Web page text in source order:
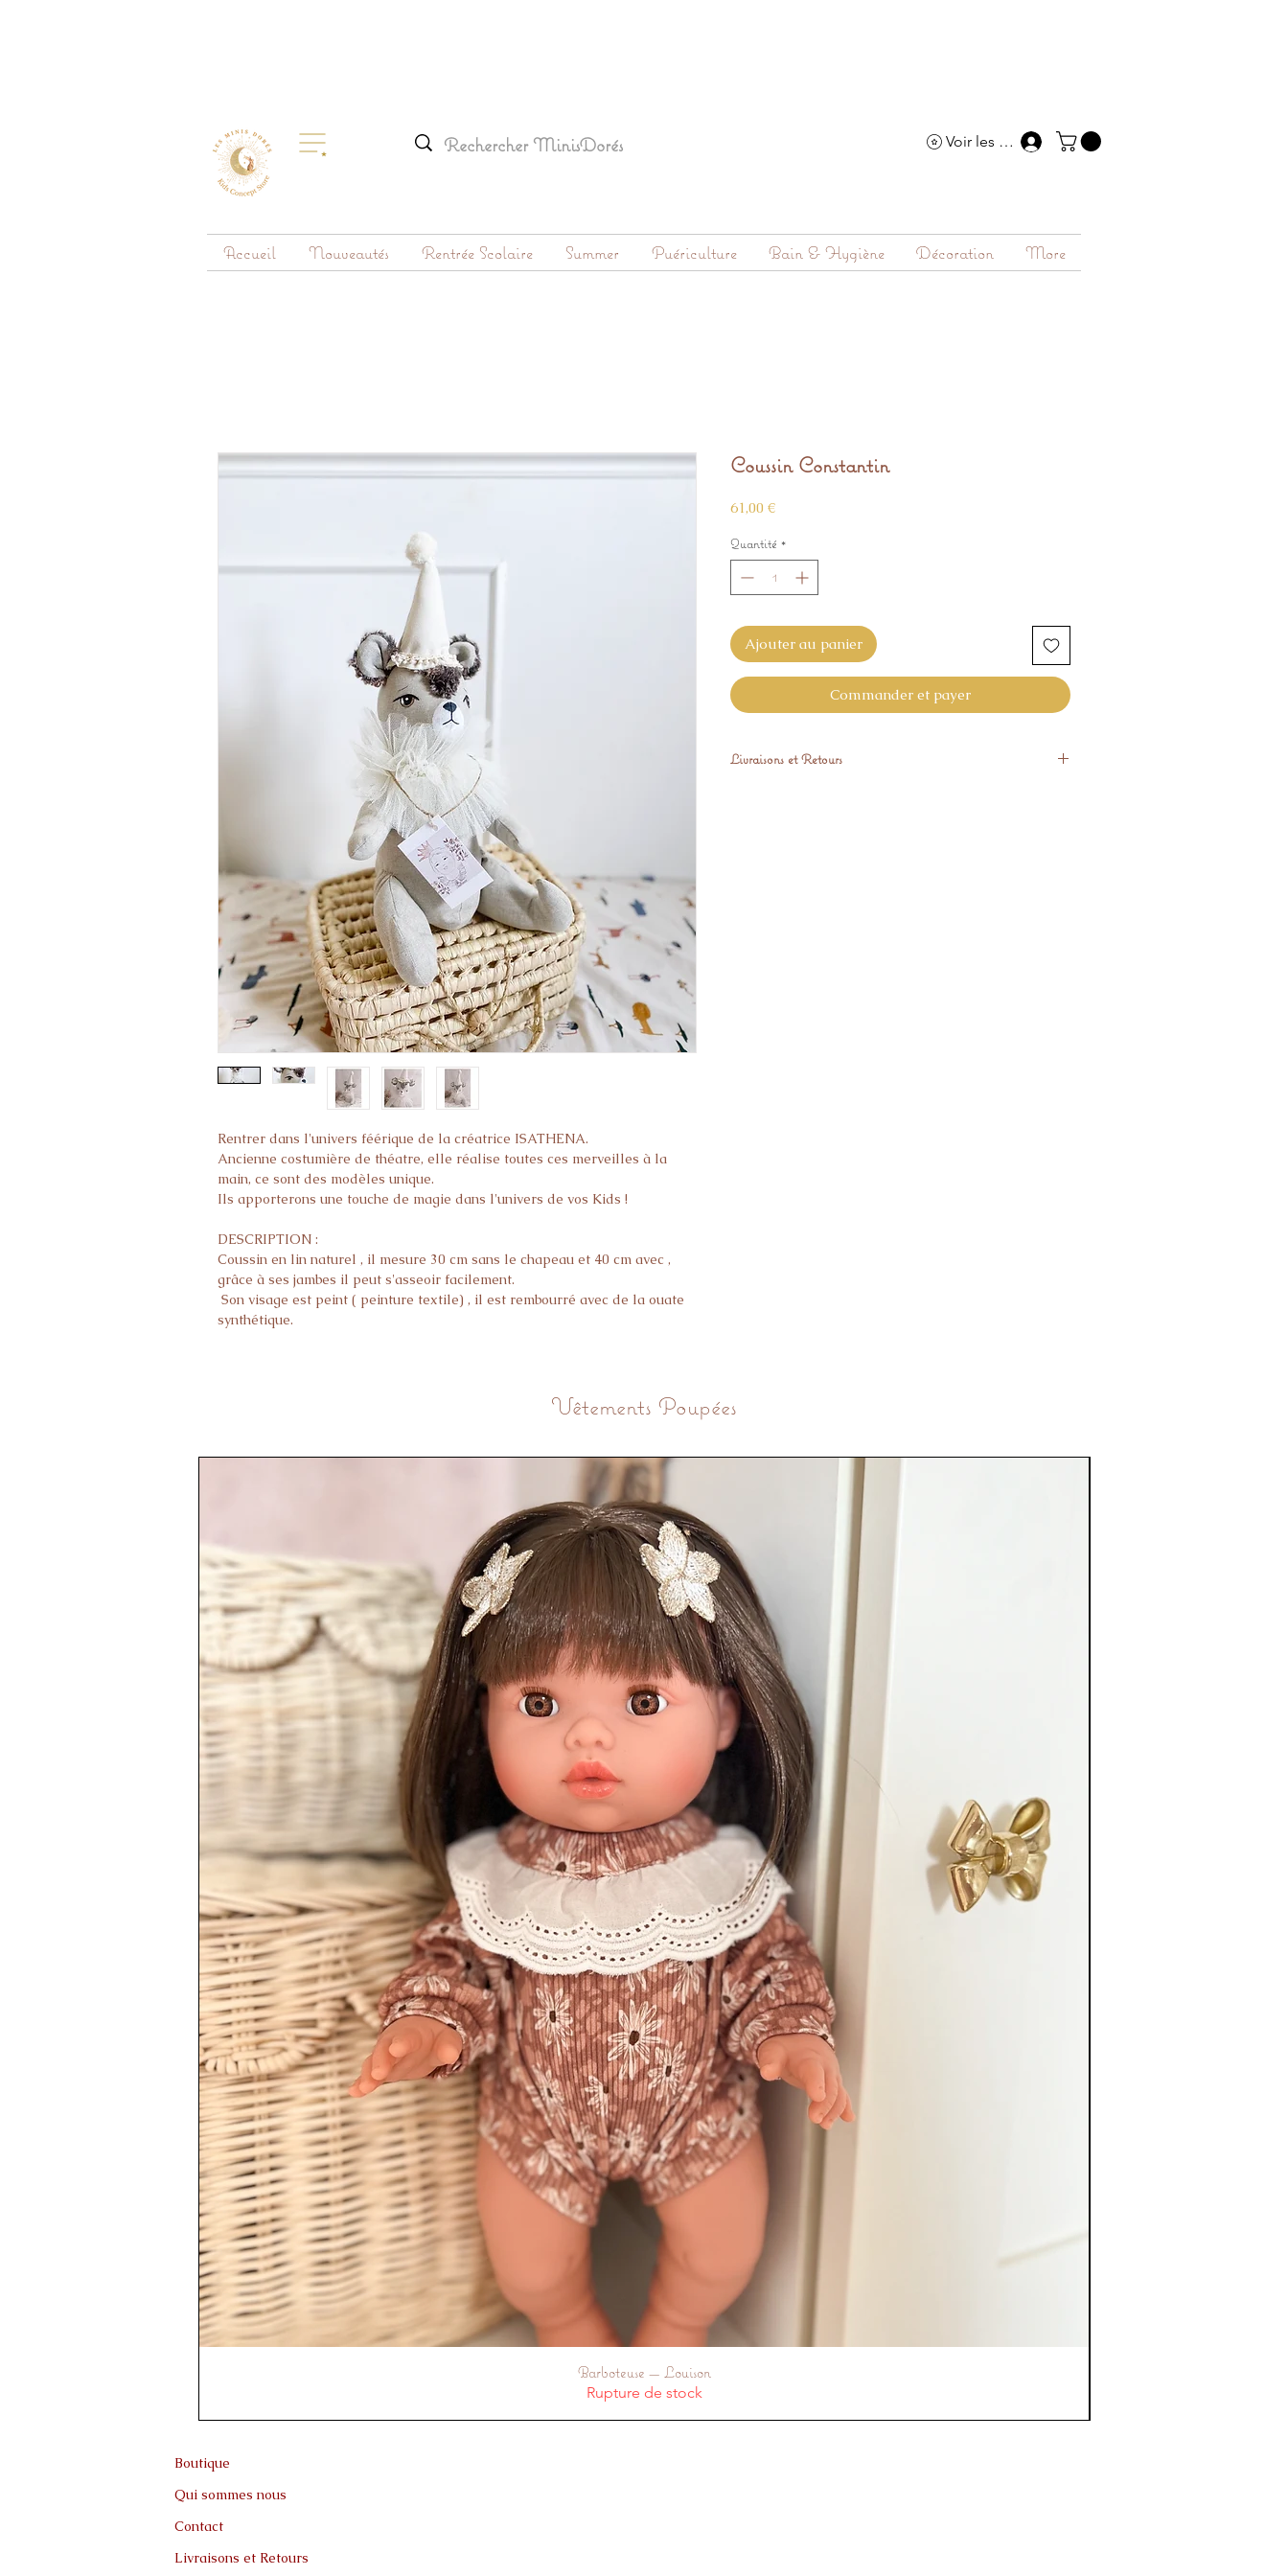
Voir les points
Accueil Nouveautés Rentrée Scolaire Summer Puériculture Bain & Hygiène Décoration More
Rentrer dans l'univers féérique de la créatrice ISATHENA.
Ancienne costumière de théatre, elle réalise toutes ces merveilles à la
main, ce sont des modèles unique.
Ils apporterons une touche de magie dans l'univers de vos Kids !
DESCRIPTION :
Coussin en lin naturel , il mesure 30 cm sans le chapeau et 40 cm avec ,
grâce à ses jambes il peut s'asseoir facilement.
Son visage est peint ( peinture textile) , il est rembourré avec de la ouate
synthétique.
Coussin Constantin
61,00 €Prix
Quantité *
Ajouter au panier
Commander et payer
Livraisons et Retours
Vêtements Poupées
Aperçu rapide
Barboteuse — Louison
Rupture de stock
Boutique
Qui sommes nous
Contact
Livraisons et Retours